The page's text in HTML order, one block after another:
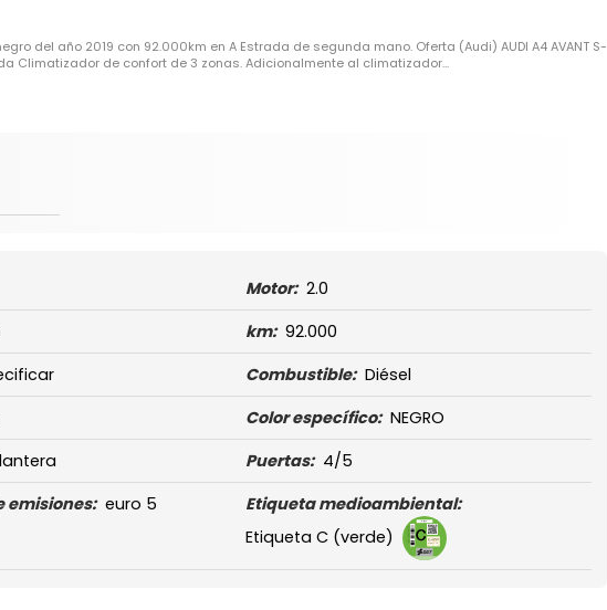
del año 2019 con 92.000km en A Estrada de segunda mano. Oferta (Audi) AUDI A4 AVANT S-
Climatizador de confort de 3 zonas. Adicionalmente al climatizador...
Motor: 2.0
km: 92.000
Combustible: Diésel
Color específico: NEGRO
Puertas: 4/5
emisiones: euro 5
Etiqueta medioambiental:
Etiqueta C (verde)